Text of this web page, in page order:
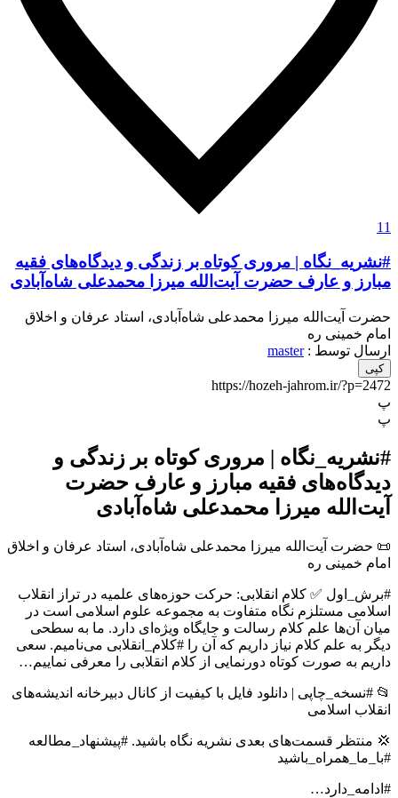
11
#نشریه_نگاه | مروری کوتاه بر زندگی و دیدگاه‌های فقیه
مبارز و عارف حضرت آیت‌الله میرزا محمدعلی شاه‌آبادی
حضرت آیت‌الله میرزا محمدعلی شاه‌آبادی، استاد عرفان و اخلاق
امام خمینی ره
ارسال توسط :master
کپی
https://hozeh-jahrom.ir/?p=2472
پ
پ
#نشریه_نگاه | مروری کوتاه بر زندگی و
دیدگاه‌های فقیه مبارز و عارف حضرت
آیت‌الله میرزا محمدعلی شاه‌آبادی
📜 حضرت آیت‌الله میرزا محمدعلی شاه‌آبادی، استاد عرفان و اخلاق
امام خمینی ره
#برش_اول ✅ کلام انقلابی: حرکت حوزه‌های علمیه در تراز انقلاب
اسلامی مستلزم نگاه متفاوت به مجموعه علوم اسلامی است در
میان آن‌ها علم کلام رسالت و جایگاه ویژه‌ای دارد. ما به سطحی
دیگر به علم کلام نیاز داریم که آن را #کلام_انقلابی می‌نامیم. سعی
داریم به صورت کوتاه دورنمایی از کلام انقلابی را معرفی نماییم…
📂 #نسخه_چاپی | دانلود فایل با کیفیت از کانال دبيرخانه اندیشه‌های
انقلاب اسلامی
💢 منتظر قسمت‌های بعدی نشریه نگاه باشید. #پیشنهاد_مطالعه
#با_ما_همراه_باشید
#ادامه_دارد…